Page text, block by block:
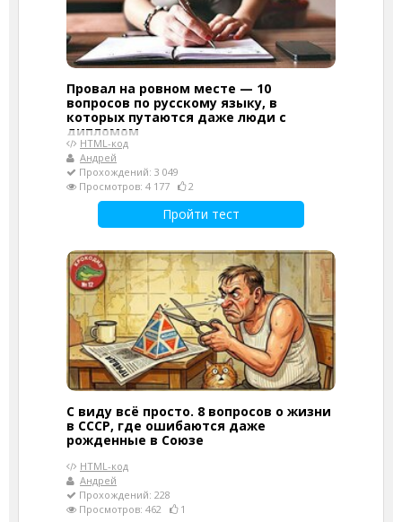
Провал на ровном месте — 10
вопросов по русскому языку, в
которых путаются даже люди с
дипломом
HTML-код
Андрей
Прохождений: 3 049
Просмотров: 4 177
2
Пройти тест
С виду всё просто. 8 вопросов о жизни
в СССР, где ошибаются даже
рожденные в Союзе
HTML-код
Андрей
Прохождений: 228
Просмотров: 462
1